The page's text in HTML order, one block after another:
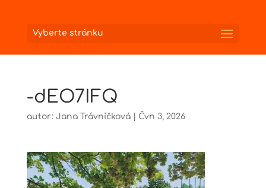
Vyberte stránku
-dEO7IFQ
autor: Jana Trávníčková| Čvn 3, 2026